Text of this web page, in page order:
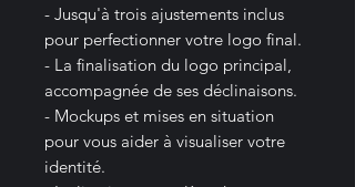
- Jusqu'à trois ajustements inclus
pour perfectionner votre logo final.
- La finalisation du logo principal,
accompagnée de ses déclinaisons.
- Mockups et mises en situation
pour vous aider à visualiser votre
identité.